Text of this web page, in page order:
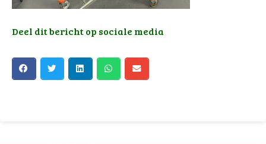
Deel dit bericht op sociale media